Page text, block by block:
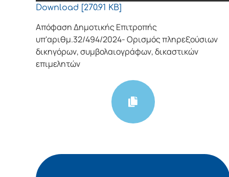
Download [270.91 KB]
Απόφαση Δημοτικής Επιτροπής
υπ'αριθμ.32/494/2024- Ορισμός πληρεξούσιων
δικηγόρων, συμβολαιογράφων, δικαστικών
επιμελητών